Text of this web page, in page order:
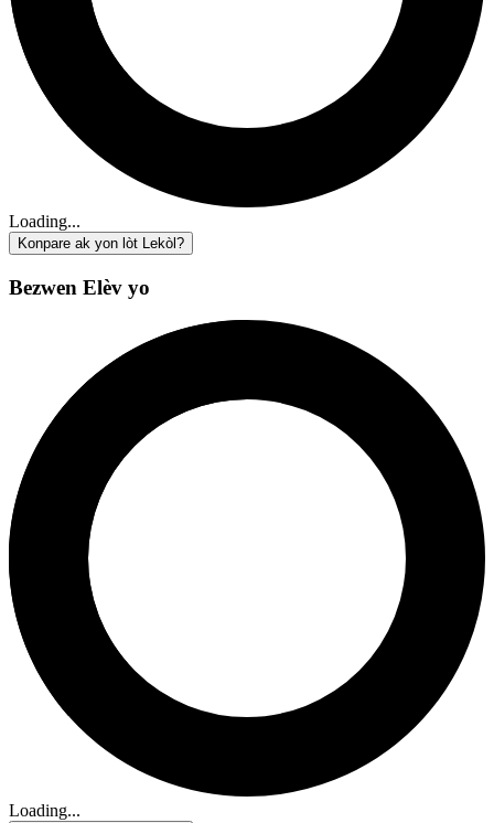
Loading...
Konpare ak yon lòt Lekòl?
Bezwen Elèv yo
Loading...